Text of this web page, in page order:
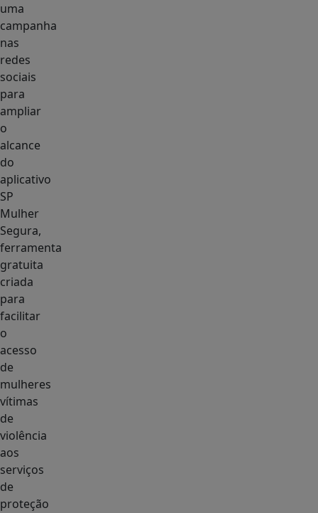
uma
campanha
nas
redes
sociais
para
ampliar
o
alcance
do
aplicativo
SP
Mulher
Segura,
ferramenta
gratuita
criada
para
facilitar
o
acesso
de
mulheres
vítimas
de
violência
aos
serviços
de
proteção